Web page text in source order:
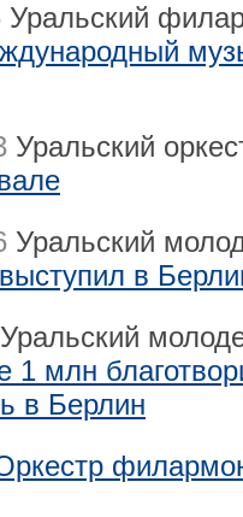
Уральский
Уральский
Уральский
в
Уральский
1 млн
в Берлин